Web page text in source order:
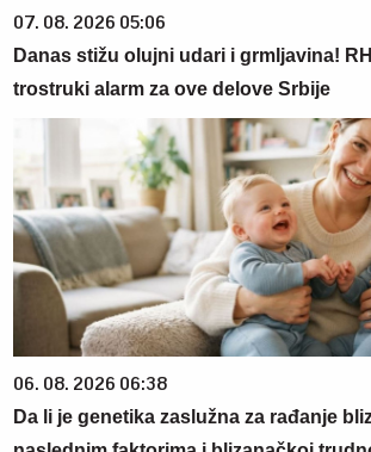
07. 08. 2026 05:06
Danas stižu olujni udari i grmljavina!
trostruki alarm za ove delove Srbije
06. 08. 2026 06:38
Da li je genetika zaslužna za rađanje